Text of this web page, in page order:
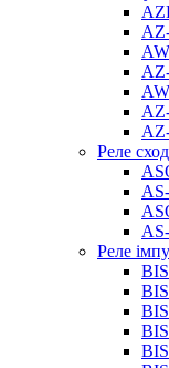
Реле
Реле